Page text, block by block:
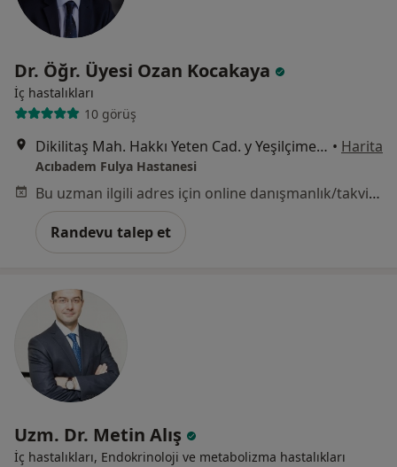
Dr. Öğr. Üyesi Ozan Kocakaya
İç hastalıkları
10 görüş
Dikilitaş Mah. Hakkı Yeten Cad. y Yeşilçimen sok No:23 Fulya, İstanbul • Harita
Acıbadem Fulya Hastanesi
Bu uzman ilgili adres için online danışmanlık/takvim sunmuyor.
Randevu talep et
Uzm. Dr. Metin Alış
İç hastalıkları, Endokrinoloji ve metabolizma hastalıkları